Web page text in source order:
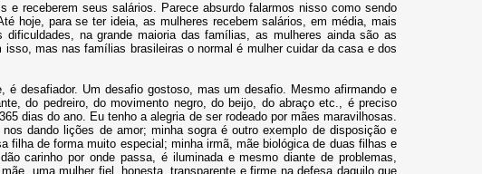
receberem seus salários. Parece absurdo falarmos nisso como sendo
hoje, para se ter ideia, as mulheres recebem salários, em média, mais
na grande maioria das famílias, as mulheres ainda são as
mas nas famílias brasileiras o normal é mulher cuidar da casa e dos
desafiador. Um desafio gostoso, mas um desafio. Mesmo afirmando e
do pedreiro, do movimento negro, do beijo, do abraço etc., é preciso
dias do ano. Eu tenho a alegria de ser rodeado por mães maravilhosas.
dando lições de amor; minha sogra é outro exemplo de disposição e
de forma muito especial; minha irmã, mãe biológica de duas filhas e
carinho por onde passa, é iluminada e mesmo diante de problemas,
uma mulher fiel, honesta, transparente e firme na defesa daquilo que